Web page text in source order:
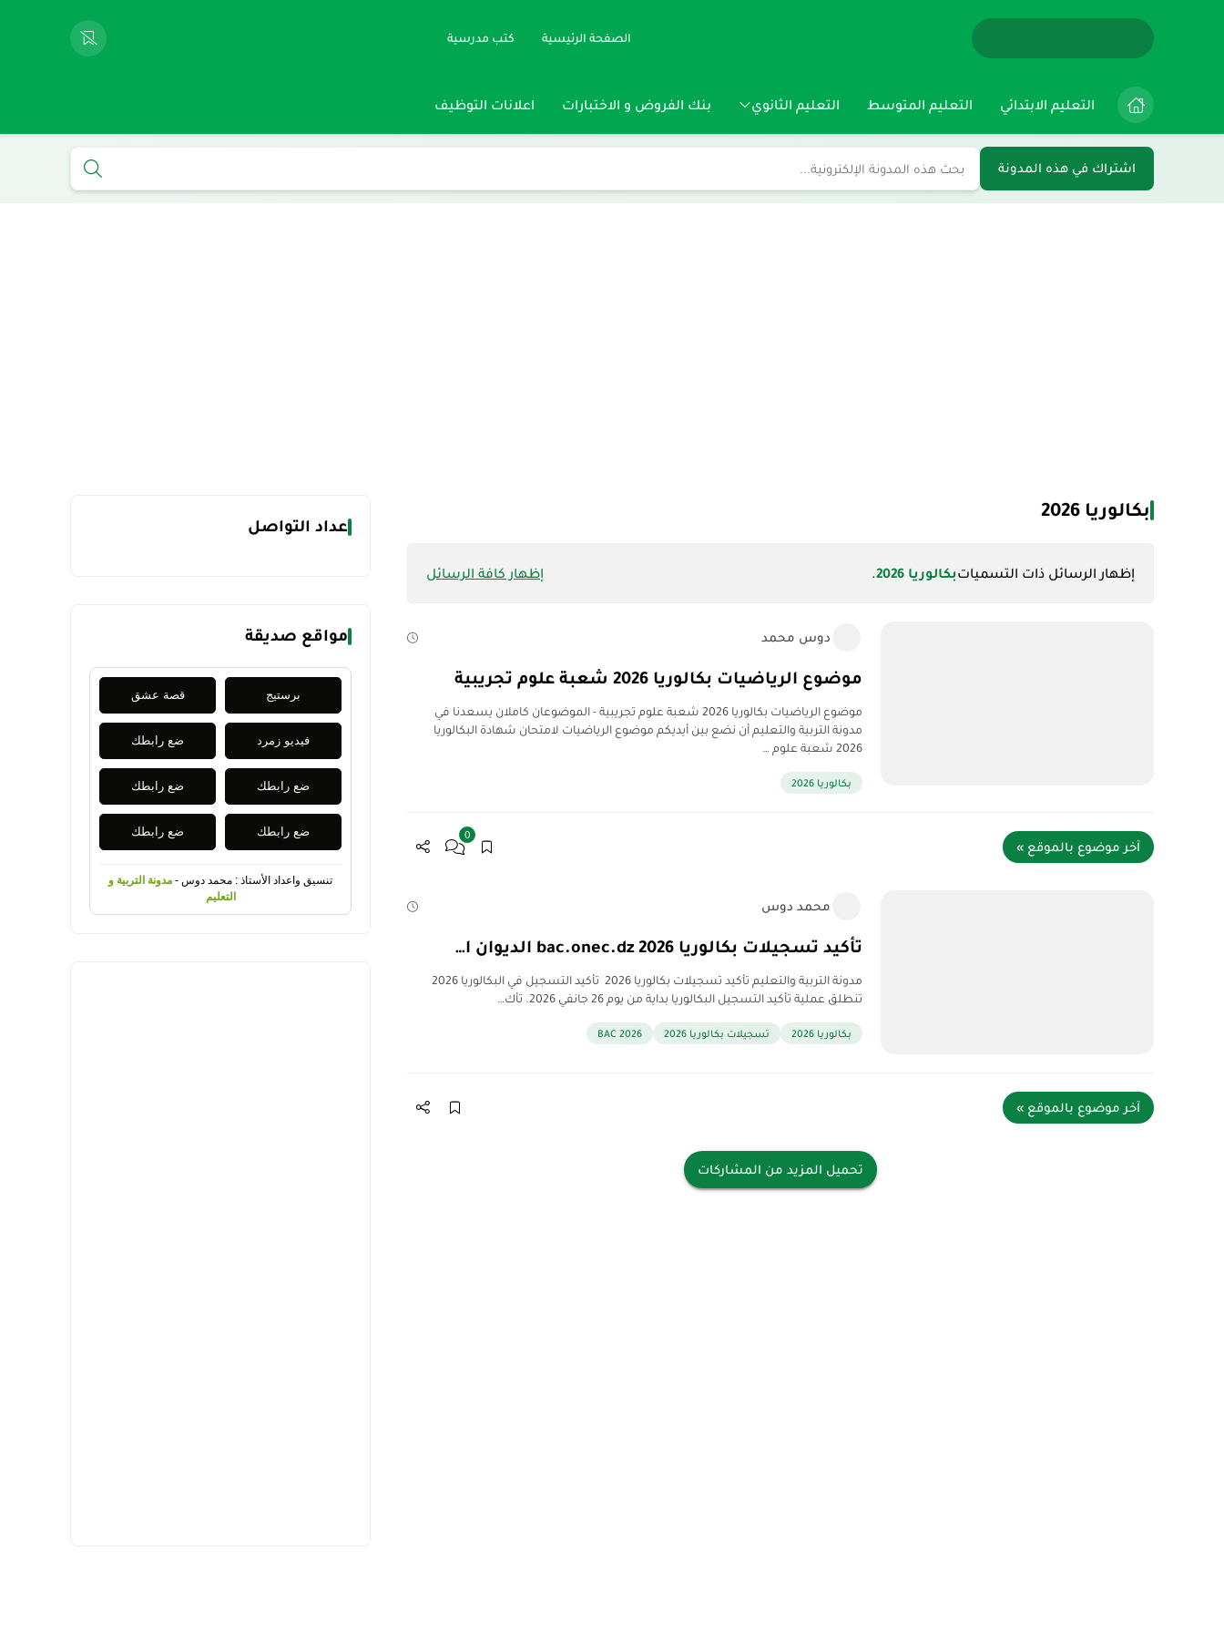
الصفحة الرئيسية كتب مدرسية
التعليم الابتدائي التعليم المتوسط التعليم الثانوي بنك الفروض و الاختبارات اعلانات التوظيف
اشتراك في هذه المدونة
بكالوريا 2026
‏إظهار الرسائل ذات التسمياتبكالوريا 2026 . إظهار كافة الرسائل
دوس محمد
موضوع الرياضيات بكالوريا 2026 شعبة علوم تجريبية
موضوع الرياضيات بكالوريا 2026 شعبة علوم تجريبية - الموضوعان كاملان يسعدنا في
مدونة التربية والتعليم أن نضع بين أيديكم موضوع الرياضيات لامتحان شهادة البكالوريا
2026 شعبة علوم …
بكالوريا 2026
آخر موضوع بالموقع »
0
محمد دوس
تأكيد تسجيلات بكالوريا 2026 bac.onec.dz الديوان ا…
مدونة التربية والتعليم تأكيد تسجيلات بكالوريا 2026 تأكيد التسجيل في البكالوريا 2026
تنطلق عملية تأكيد التسجيل البكالوريا بداية من يوم 26 جانفي 2026. تأك…
بكالوريا 2026 تسجيلات بكالوريا 2026 BAC 2026
آخر موضوع بالموقع »
تحميل المزيد من المشاركات
عداد التواصل
مواقع صديقة
برستيج قصة عشق
فيديو زمرد ضع رابطك
ضع رابطك ضع رابطك
ضع رابطك ضع رابطك
تنسيق واعداد الأستاذ : محمد دوس - مدونة التربية و
التعليم